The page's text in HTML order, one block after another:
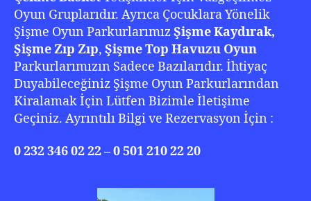
Oyun Gruplarıdır. Ayrıca Çocuklara Yönelik
Şişme Oyun ParkurlarımızŞişme Kaydırak,
Şişme Zıp Zıp, Şişme Top Havuzu Oyun
Parkurlarımızın Sadece Bazılarıdır. İhtiyaç
Duyabileceğiniz Şişme Oyun Parkurlarından
Kiralamak İçin Lütfen Bizimle İletişime
Geçiniz. Ayrıntılı Bilgi ve Rezervasyon İçin :
0 232 346 02 22 – 0 501 210 22 20